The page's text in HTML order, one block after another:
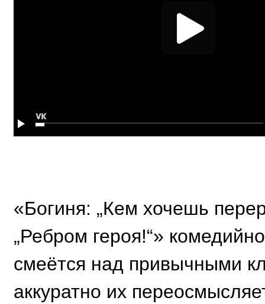
«Богиня: „Кем хочешь
„Ребром героя!“»
смеётся над привычными
аккуратно их